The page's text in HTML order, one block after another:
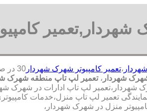
،تعمیر کامپیوتر شهرک شهردار
شهردار ، تعمیر لپ تاپ منطقه شهرک
لپ تاپ ادارات در شهرک
تعمیر لپ تاپ منزل،خدمات
منزل در شهرک شهردار،